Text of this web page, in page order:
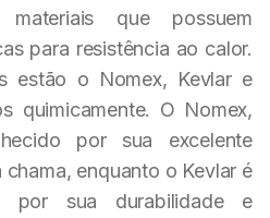
que possuem
para resistência ao calor.
estão o Nomex, Kevlar e
quimicamente. O Nomex,
por sua excelente
enquanto o Kevlar é
por sua durabilidade e